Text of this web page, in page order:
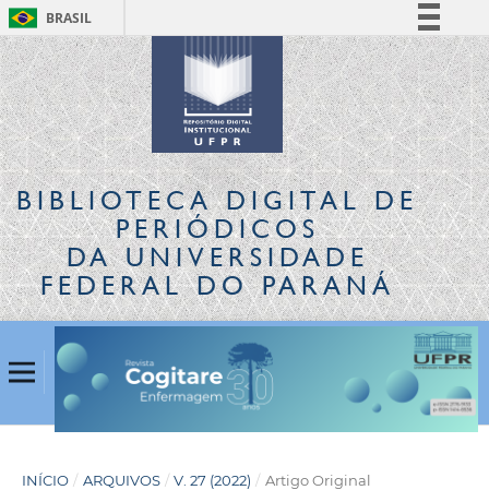
BRASIL
Simplifique!
Comunica BR
Participe
Acesso à informação
Legislação
Canais
BIBLIOTECA DIGITALDE
PERIÓDICOS
DA UNIVERSIDADE
FEDERAL DO PARANÁ
INÍCIO / ARQUIVOS / V. 27 (2022) / Artigo Original